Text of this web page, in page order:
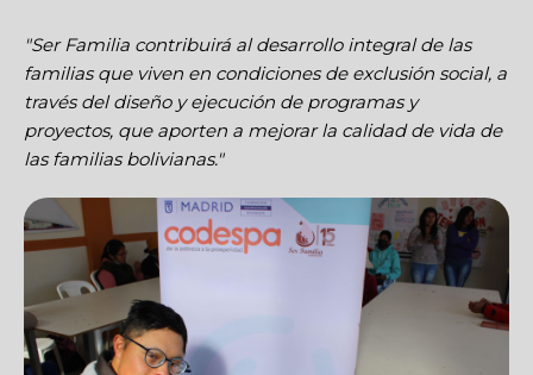
"Ser Familia contribuirá al desarrollo integral de las
familias que viven en condiciones de exclusión social, a
través del diseño y ejecución de programas y
proyectos, que aporten a mejorar la calidad de vida de
las familias bolivianas."